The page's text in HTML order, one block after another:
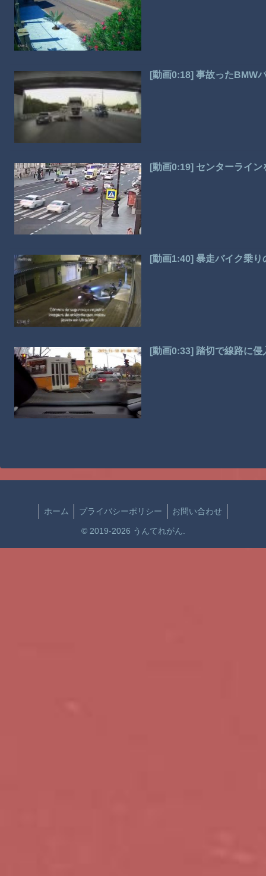
[動画0:18] 事故ったBMW
[動画0:19] センターライ
[動画1:40] 暴走バイク乗
[動画0:33] 踏切で線路に
ホーム プライバシーポリシー お問い合わせ
© 2019-2026 うんてれがん.